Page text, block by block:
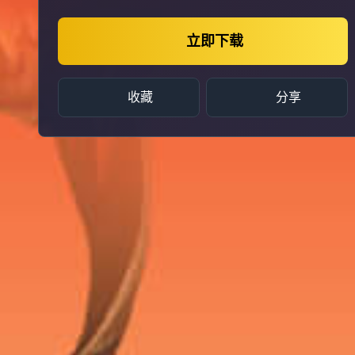
立即下载
收藏 分享